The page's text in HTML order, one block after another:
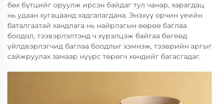
бөх бүтцийг оруулж ирсэн байдаг тул чанар, харагдац
нь удаан хугацаанд хадгалагдана. Энэхүү орчин үеийн
баталгаатай хандлага нь найрлагын өөрөө баглаа
боодол, тээвэрлэлтэнд ч хүрэлцэж байгаа бөгөөд
үйлдвэрлэгчид баглаа боодлыг хэмнэж, тээврийн аргыг
сайжруулах замаар нүүрс төрөгч хөндийг багасгадаг.